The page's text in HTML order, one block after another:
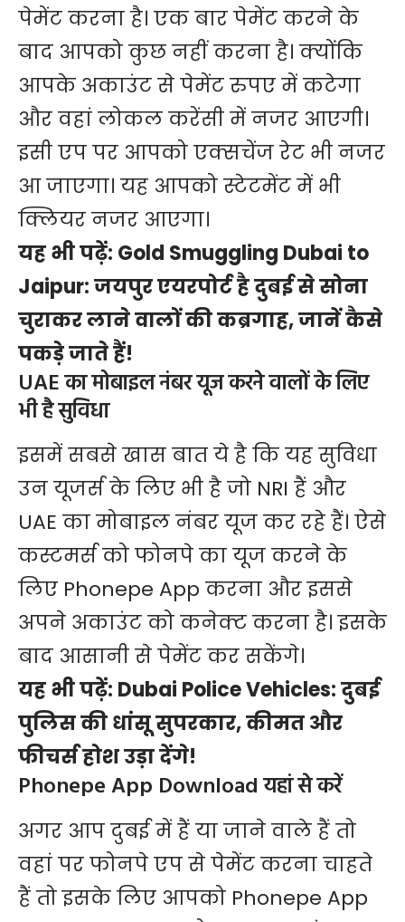
पेमेंट करना है। एक बार पेमेंट करने के
बाद आपको कुछ नहीं करना है। क्योंकि
आपके अकाउंट से पेमेंट रुपए में कटेगा
और वहां लोकल करेंसी में नजर आएगी।
इसी एप पर आपको एक्सचेंज रेट भी नजर
आ जाएगा। यह आपको स्टेटमेंट में भी
क्लियर नजर आएगा।
यह भी पढ़ें: Gold Smuggling Dubai to
Jaipur: जयपुर एयरपोर्ट है दुबई से सोना
चुराकर लाने वालों की कब्रगाह, जानें कैसे
पकड़े जाते हैं!
UAE का मोबाइल नंबर यूज करने वालों के लिए
भी है सुविधा
इसमें सबसे खास बात ये है कि यह सुविधा
उन यूजर्स के लिए भी है जो NRI हैं और
UAE का मोबाइल नंबर यूज कर रहे हैं। ऐसे
कस्टमर्स को फोनपे का यूज करने के
लिए Phonepe App करना और इससे
अपने अकाउंट को कनेक्ट करना है। इसके
बाद आसानी से पेमेंट कर सकेंगे।
यह भी पढ़ें: Dubai Police Vehicles: दुबई
पुलिस की धांसू सुपरकार, कीमत और
फीचर्स होश उड़ा देंगे!
Phonepe App Download यहां से करें
अगर आप दुबई में हैं या जाने वाले हैं तो
वहां पर फोनपे एप से पेमेंट करना चाहते
हैं तो इसके लिए आपको Phonepe App